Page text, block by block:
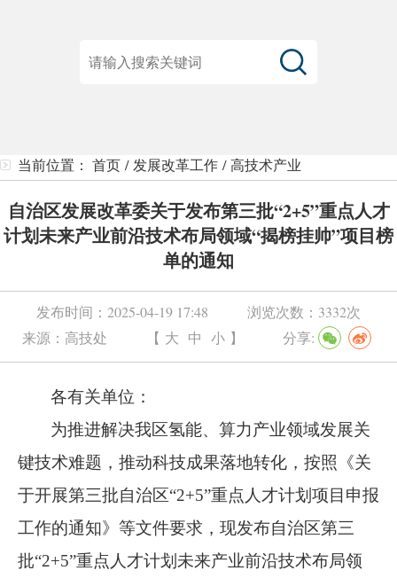
当前位置： 首页 / 发展改革工作 /高技术产业
自治区发展改革委关于发布第三批“2+5”重点人才
计划未来产业前沿技术布局领域“揭榜挂帅”项目榜
单的通知
发布时间： 2025-04-19 17:48 浏览次数： 3332次
来源： 高技处 【 大 中 小 】 分享:
各有关单位：
为推进解决我区氢能、算力产业领域发展关
键技术难题，推动科技成果落地转化，按照《关
于开展第三批自治区“2+5”重点人才计划项目申报
工作的通知》等文件要求，现发布自治区第三
批“2+5”重点人才计划未来产业前沿技术布局领